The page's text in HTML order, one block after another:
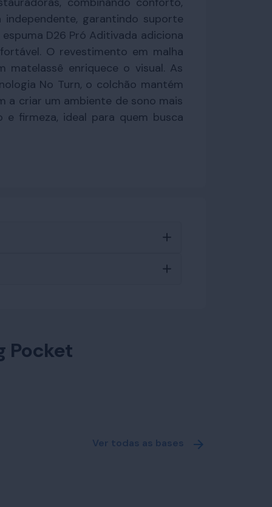
garantindo suporte
D26 Pró Aditivada adiciona
O revestimento em malha
enriquece o visual. As
No Turn, o colchão mantém
a criar um ambiente de sono mais
firmeza, ideal para quem busca
Pocket
Ver todas as bases